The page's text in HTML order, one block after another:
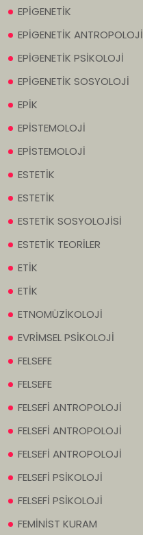
EPİGENETİK
EPİGENETİK ANTROPOLOJİ
EPİGENETİK PSİKOLOJİ
EPİGENETİK SOSYOLOJİ
EPİK
EPİSTEMOLOJİ
EPİSTEMOLOJİ
ESTETİK
ESTETİK
ESTETİK SOSYOLOJİSİ
ESTETİK TEORİLER
ETİK
ETİK
ETNOMÜZİKOLOJİ
EVRİMSEL PSİKOLOJİ
FELSEFE
FELSEFE
FELSEFİ ANTROPOLOJİ
FELSEFİ ANTROPOLOJİ
FELSEFİ ANTROPOLOJİ
FELSEFİ PSİKOLOJİ
FELSEFİ PSİKOLOJİ
FEMİNİST KURAM